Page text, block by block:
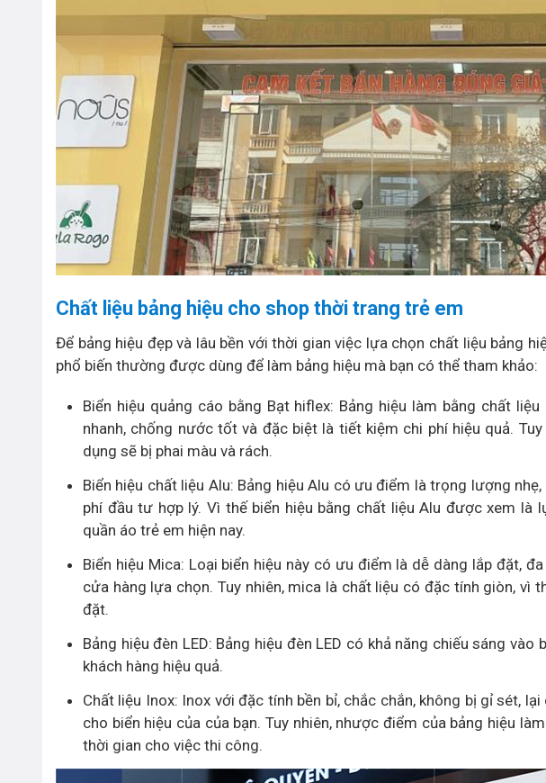
Chất liệu bảng hiệu cho shop thời trang trẻ em
Để bảng hiệu đẹp và lâu bền với thời gian việc lựa chọn chất liệu bảng
phổ biến thường được dùng để làm bảng hiệu mà bạn có thể tham khảo:
Biển hiệu quảng cáo bằng Bạt hiflex: Bảng hiệu làm bằng chất
nhanh, chống nước tốt và đặc biệt là tiết kiệm chi phí hiệu quả.
dụng sẽ bị phai màu và rách.
Biển hiệu chất liệu Alu: Bảng hiệu Alu có ưu điểm là trọng lượng
phí đầu tư hợp lý. Vì thế biển hiệu bằng chất liệu Alu được xem là
quần áo trẻ em hiện nay.
Biển hiệu Mica: Loại biển hiệu này có ưu điểm là dễ dàng lắp đặt,
cửa hàng lựa chọn. Tuy nhiên, mica là chất liệu có đặc tính giòn, vì
đặt.
Bảng hiệu đèn LED: Bảng hiệu đèn LED có khả năng chiếu sáng
khách hàng hiệu quả.
Chất liệu Inox: Inox với đặc tính bền bỉ, chắc chắn, không bị gỉ sét,
cho biển hiệu của của bạn. Tuy nhiên, nhược điểm của bảng hiệu
thời gian cho việc thi công.